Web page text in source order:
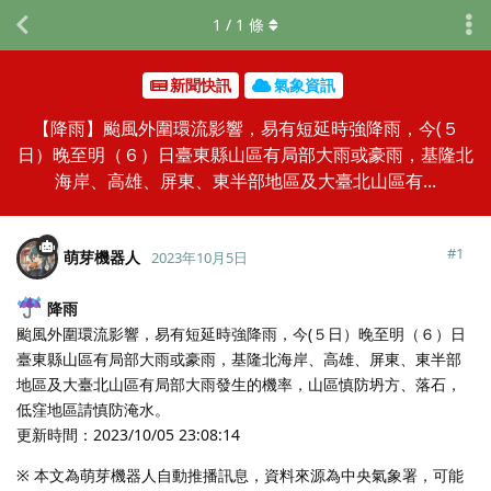
新聞快訊 氣象資訊
【降雨】颱風外圍環流影響，易有短延時強降雨，今(５
日）晚至明（６）日臺東縣山區有局部大雨或豪雨，基隆北
海岸、高雄、屏東、東半部地區及大臺北山區有...
1 / 1 條
萌芽機器人 2023年10月5日 #1
降雨
颱風外圍環流影響，易有短延時強降雨，今(５日）晚至明（６）日
臺東縣山區有局部大雨或豪雨，基隆北海岸、高雄、屏東、東半部
地區及大臺北山區有局部大雨發生的機率，山區慎防坍方、落石，
低窪地區請慎防淹水。
更新時間：2023/10/05 23:08:14
※ 本文為萌芽機器人自動推播訊息，資料來源為中央氣象署，可能